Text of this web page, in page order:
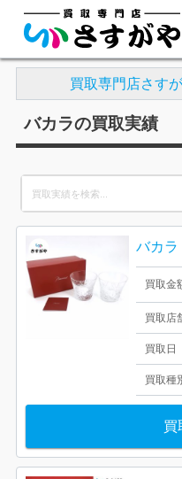
買取専門店さす
バカラの買取実績
for:
バカラ
買取金
買取店
買取日
買取種
買